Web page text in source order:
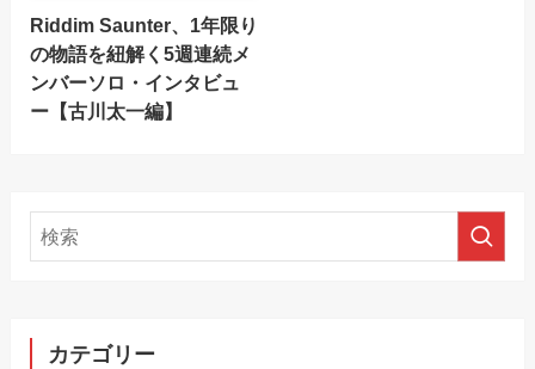
Riddim Saunter、1年限り
の物語を紐解く5週連続メ
ンバーソロ・インタビュ
ー【古川太一編】
カテゴリー